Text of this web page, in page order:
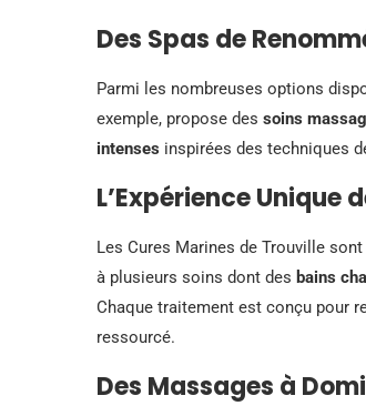
Des Spas de
Parmi les nombreuses options
exemple, propose des soins
intenses inspirées des techniques
L’Expérience Unique
Les Cures Marines de Trouville
à plusieurs soins dont des bains
Chaque traitement est conçu pour
ressourcé.
Des Massages à